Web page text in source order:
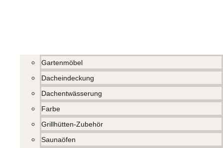
Gartenmöbel
Dacheindeckung
Dachentwässerung
Farbe
Grillhütten-Zubehör
Saunaöfen